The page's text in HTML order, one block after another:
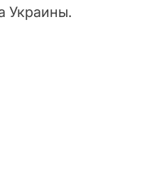
Украины.